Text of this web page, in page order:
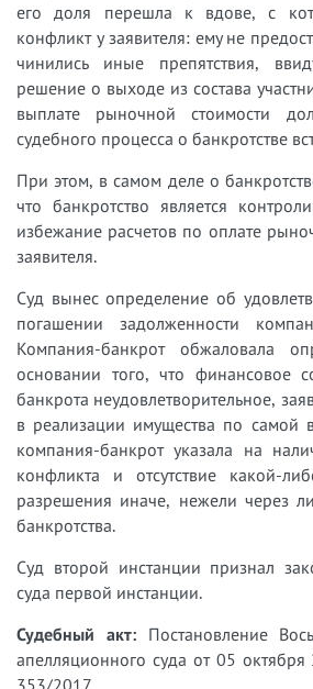
его доля перешла к вдове, с
конфликт у заявителя: ему не
чинились иные препятствия,
решение о выходе из состава
выплате рыночной стоимости
судебного процесса о банкротстве
При этом, в самом деле о
что банкротство является
избежание расчетов по оплате
заявителя.
Суд вынес определение об
погашении задолженности
Компания-банкрот обжаловала
основании того, что финансовое
банкрота неудовлетворительное,
в реализации имущества по самой
компания-банкрот указала на
конфликта и отсутствие какой-
разрешения иначе, нежели через
банкротства.
Суд второй инстанции признал
суда первой инстанции.
Судебный акт: Постановление
апелляционного суда от 05